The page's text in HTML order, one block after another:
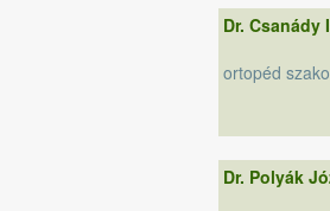
Dr. Csanády
ortopéd
Dr. Polyák